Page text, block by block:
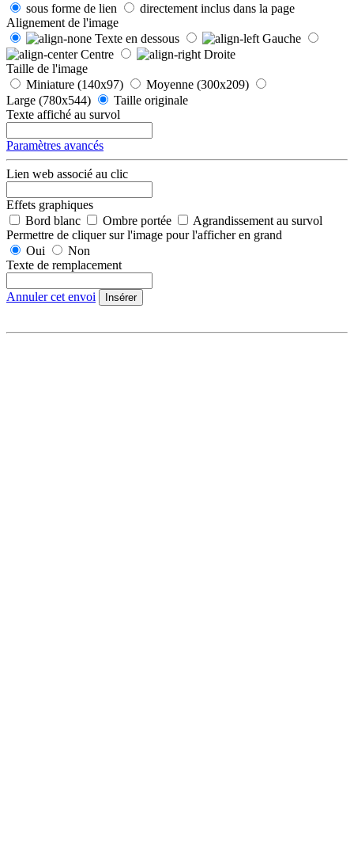
sous forme de lien
directement inclus dans la page
Alignement de l'image
Texte en dessous
Gauche
Centre
Droite
Taille de l'image
Miniature (140x97)
Moyenne (300x209)
Large (780x544)
Taille originale
Texte affiché au survol
Paramètres avancés
Lien web associé au clic
Effets graphiques
Bord blanc
Ombre portée
Agrandissement au survol
Permettre de cliquer sur l'image pour l'afficher en grand
Oui
Non
Texte de remplacement
Annuler cet envoi Insérer